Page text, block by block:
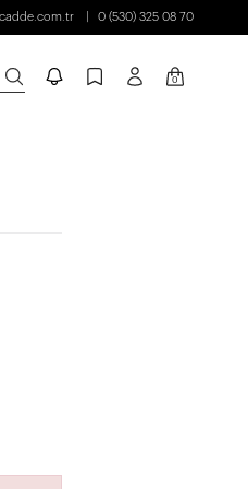
0 (530) 325 08 70
0